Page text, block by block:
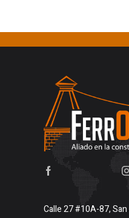
Calle 27 #10A-87,